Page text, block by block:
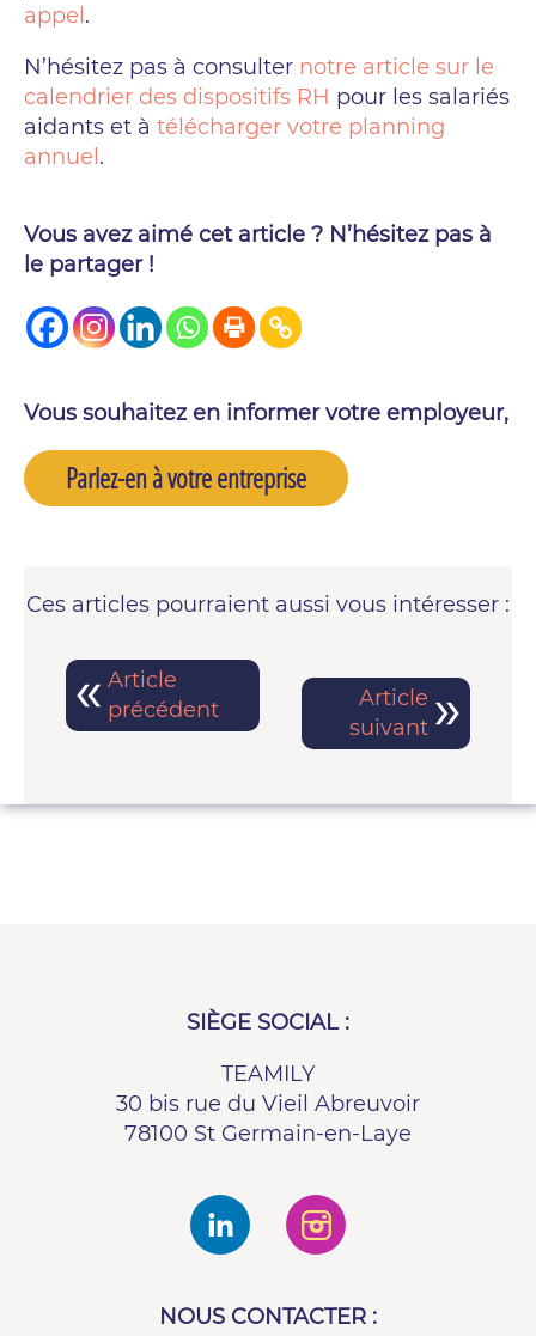
appel .
N’hésitez pas à consulter notre article sur le
calendrier des dispositifs RH pour les salariés
aidants et à télécharger votre planning
annuel .
Vous avez aimé cet article ? N’hésitez pas à
le partager !
Vous souhaitez en informer votre employeur,
Parlez-en à votre entreprise
Ces articles pourraient aussi vous intéresser :
Article
précédent
Article
suivant
SIÈGE SOCIAL :
TEAMILY
30 bis rue du Vieil Abreuvoir
78100 St Germain-en-Laye
NOUS CONTACTER :